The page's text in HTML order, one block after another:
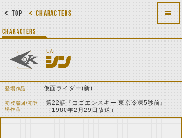
CHARACTERS
TOP
CHARACTERS
しん
シン
登場作品 仮面ライダー(新)
初登場回/初登
場作品
第22話『コゴエンスキー 東京冷凍5秒前』
（1980年2月29日放送）